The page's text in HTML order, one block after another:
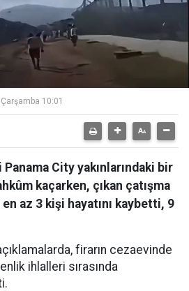
10:01
Panama City yakınlarındaki bir
kaçarken, çıkan çatışma
en az 3 kişi hayatını kaybetti, 9
firarın cezaevinde
ihlalleri sırasında